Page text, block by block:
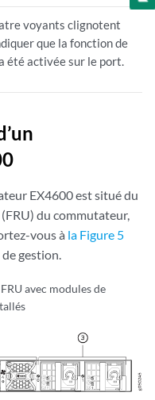
voyants clignotent
que la fonction de
été activée sur le port.
EX4600 est situé du
du commutateur,
vous à la Figure 5
gestion.
avec modules de